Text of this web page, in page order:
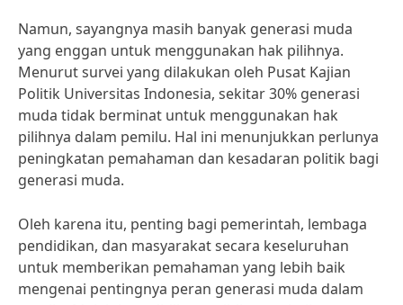
Namun, sayangnya masih banyak generasi muda
yang enggan untuk menggunakan hak pilihnya.
Menurut survei yang dilakukan oleh Pusat Kajian
Politik Universitas Indonesia, sekitar 30% generasi
muda tidak berminat untuk menggunakan hak
pilihnya dalam pemilu. Hal ini menunjukkan perlunya
peningkatan pemahaman dan kesadaran politik bagi
generasi muda.
Oleh karena itu, penting bagi pemerintah, lembaga
pendidikan, dan masyarakat secara keseluruhan
untuk memberikan pemahaman yang lebih baik
mengenai pentingnya peran generasi muda dalam